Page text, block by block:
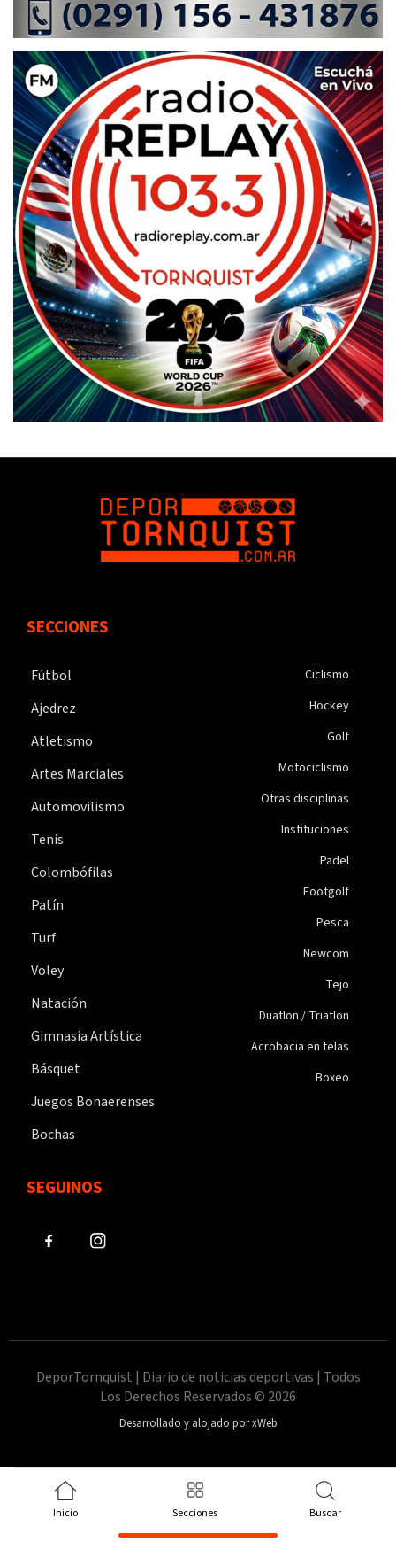
SECCIONES
Fútbol
Ajedrez
Atletismo
Artes Marciales
Automovilismo
Tenis
Colombófilas
Patín
Turf
Voley
Natación
Gimnasia Artística
Básquet
Juegos Bonaerenses
Bochas
Ciclismo
Hockey
Golf
Motociclismo
Otras disciplinas
Instituciones
Padel
Footgolf
Pesca
Newcom
Tejo
Duatlon / Triatlon
Acrobacia en telas
Boxeo
SEGUINOS
DeporTornquist | Diario de noticias deportivas | Todos
Los Derechos Reservados © 2026
Desarrollado y alojado por xWeb
Inicio Secciones Buscar